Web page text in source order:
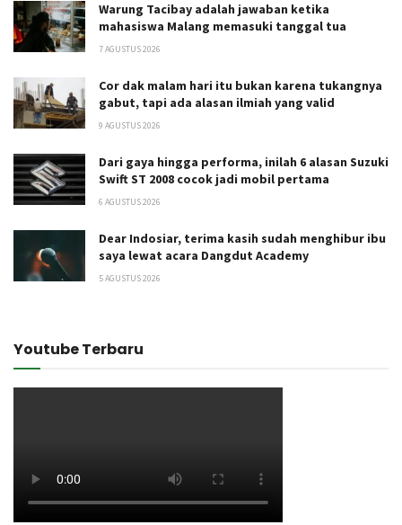
Warung Tacibay adalah jawaban ketika
mahasiswa Malang memasuki tanggal tua
7 AGUSTUS 2026
Cor dak malam hari itu bukan karena tukangnya
gabut, tapi ada alasan ilmiah yang valid
9 AGUSTUS 2026
Dari gaya hingga performa, inilah 6 alasan Suzuki
Swift ST 2008 cocok jadi mobil pertama
6 AGUSTUS 2026
Dear Indosiar, terima kasih sudah menghibur ibu
saya lewat acara Dangdut Academy
5 AGUSTUS 2026
Youtube Terbaru